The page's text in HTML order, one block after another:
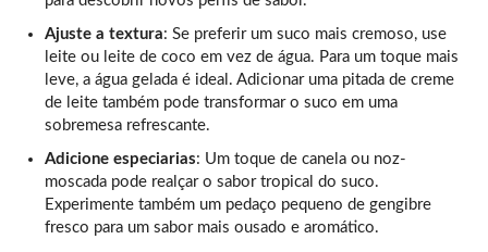
Ajuste a textura: Se preferir um suco mais cremoso, use
leite ou leite de coco em vez de água. Para um toque mais
leve, a água gelada é ideal. Adicionar uma pitada de creme
de leite também pode transformar o suco em uma
sobremesa refrescante.
Adicione especiarias: Um toque de canela ou noz-
moscada pode realçar o sabor tropical do suco.
Experimente também um pedaço pequeno de gengibre
fresco para um sabor mais ousado e aromático.